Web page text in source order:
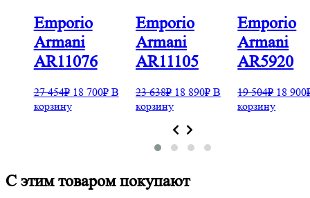
Emporio
Armani
AR11076
27 454₽ 18 700₽ В
корзину
Emporio
Armani
AR11105
23 638₽ 18 890₽ В
корзину
Emporio
Armani
AR5920
19 504₽ 18 900
корзину
С этим товаром покупают